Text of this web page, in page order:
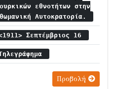
εθνοτήτων στην
Αυτοκρατορία.
Σεπτέμβριος 16
Προβολή